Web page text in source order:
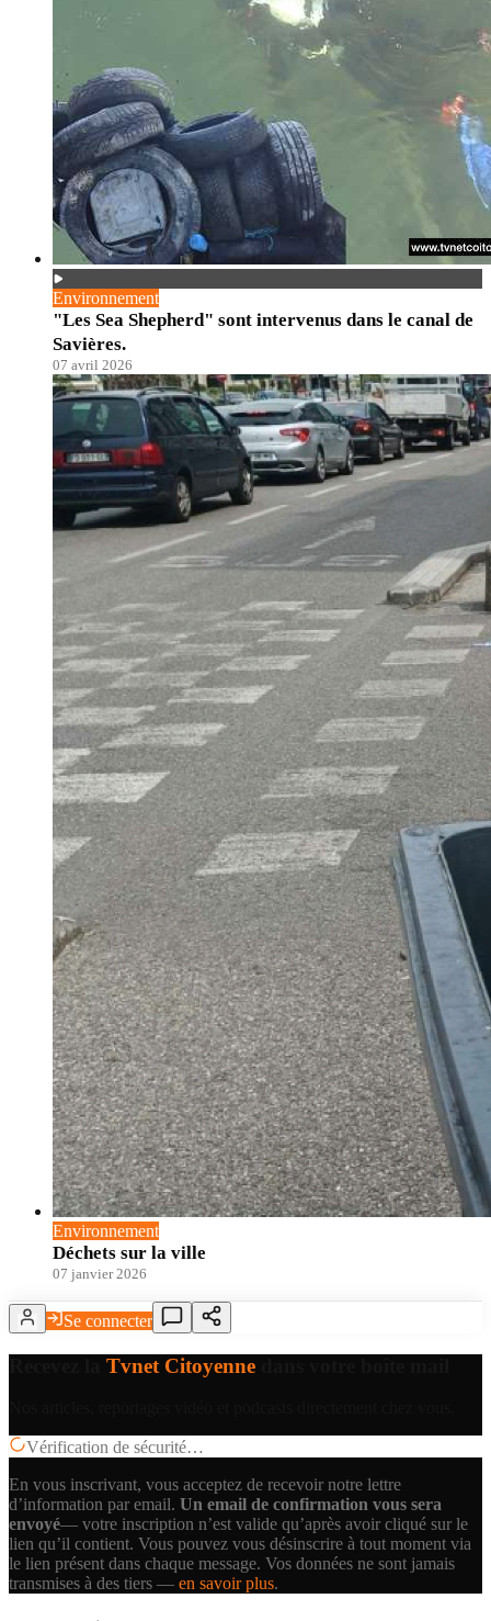
Environnement
"Les Sea Shepherd" sont intervenus dans le canal de
Savières.
07 avril 2026
Environnement
Déchets sur la ville
07 janvier 2026
Se connecter
Tvnet Citoyenne
Vérification de sécurité…
En vous inscrivant, vous acceptez de recevoir notre lettre
d’information par email. Un email de confirmation vous sera
envoyé— votre inscription n’est valide qu’après avoir cliqué sur le
lien qu’il contient. Vous pouvez vous désinscrire à tout moment via
le lien présent dans chaque message. Vos données ne sont jamais
transmises à des tiers — en savoir plus.